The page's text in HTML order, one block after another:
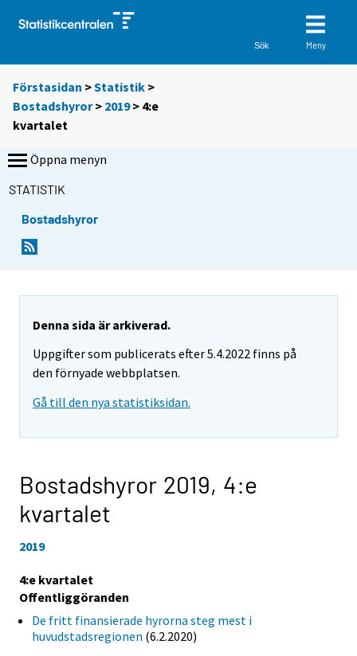
Sök Meny
Förstasidan >Statistik >
Bostadshyror> 2019> 4:e
kvartalet
Öppna menyn
STATISTIK
Bostadshyror
Denna sida är arkiverad.
Uppgifter som publicerats efter 5.4.2022 finns på
den förnyade webbplatsen.
Gå till den nya statistiksidan.
Bostadshyror 2019, 4:e
kvartalet
2019
4:e kvartalet
Offentliggöranden
De fritt finansierade hyrorna steg mest i
huvudstadsregionen (6.2.2020)